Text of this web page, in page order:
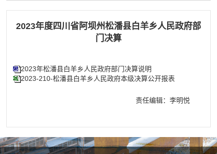
2023年度四川省阿坝州松潘县白羊乡人民政府部
门决算
2023年松潘县白羊乡人民政府部门决算说明
2023-210-松潘县白羊乡人民政府本级决算公开报表
责任编辑：李明悦